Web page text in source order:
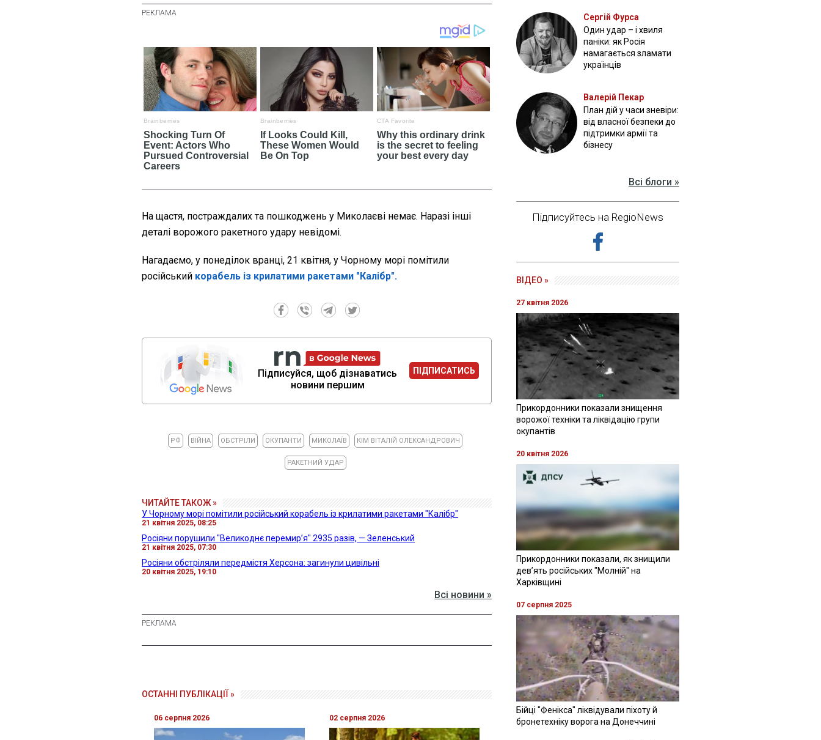
На щастя, постраждалих та пошкоджень у Миколаєві немає. Наразі інші
деталі ворожого ракетного удару невідомі.
Нагадаємо, у понеділок вранці, 21 квітня, у Чорному морі помітили
російський корабель із крилатими ракетами "Калібр".
Підписуйся, щоб дізнаватись
новини першим
ПІДПИСАТИСЬ
РФ ВІЙНА ОБСТРІЛИ ОКУПАНТИ МИКОЛАЇВ КІМ ВІТАЛІЙ ОЛЕКСАНДРОВИЧ
РАКЕТНИЙ УДАР
ЧИТАЙТЕ ТАКОЖ »
У Чорному морі помітили російський корабель із крилатими ракетами "Калібр"
21 квітня 2025, 08:25
Росіяни порушили "Великоднє перемирʼя" 2935 разів, — Зеленський
21 квітня 2025, 07:30
Росіяни обстріляли передмістя Херсона: загинули цивільні
20 квітня 2025, 19:10
Всі новини »
ОСТАННІ ПУБЛІКАЦІЇ »
06 серпня 2026 02 серпня 2026
Сергій Фурса
Один удар – і хвиля
паніки: як Росія
намагається зламати
українців
Валерій Пекар
План дій у часи зневіри:
від власної безпеки до
підтримки армії та
бізнесу
Всі блоги »
Підписуйтесь на RegioNews
ВІДЕО »
27 квітня 2026
Прикордонники показали знищення
ворожої техніки та ліквідацію групи
окупантів
20 квітня 2026
Прикордонники показали, як знищили
девʼять російських "Молній" на
Харківщині
07 серпня 2025
Бійці "Фенікса" ліквідували піхоту й
бронетехніку ворога на Донеччині